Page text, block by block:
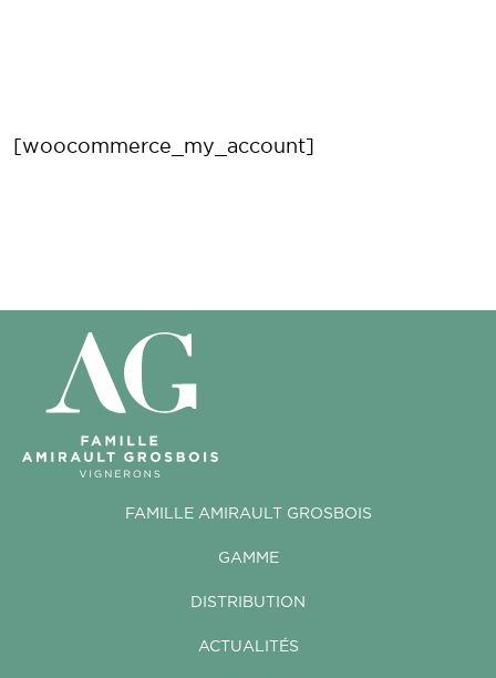
[woocommerce_my_account]
FAMILLE AMIRAULT GROSBOIS
GAMME
DISTRIBUTION
ACTUALITÉS